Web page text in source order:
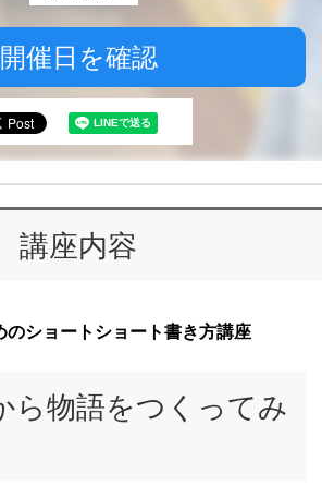
開催日を確認
講座内容
のショートショート書き方講座
ら物語をつくってみ